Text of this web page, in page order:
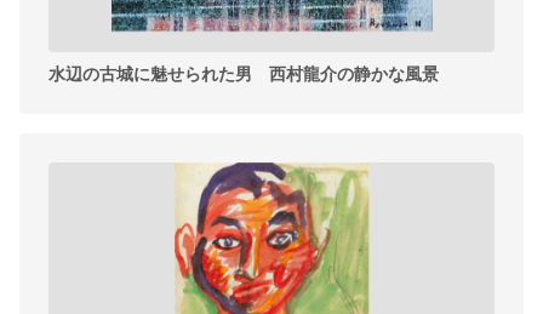
水辺の古城に魅せられた男 西村龍介の静かな風景